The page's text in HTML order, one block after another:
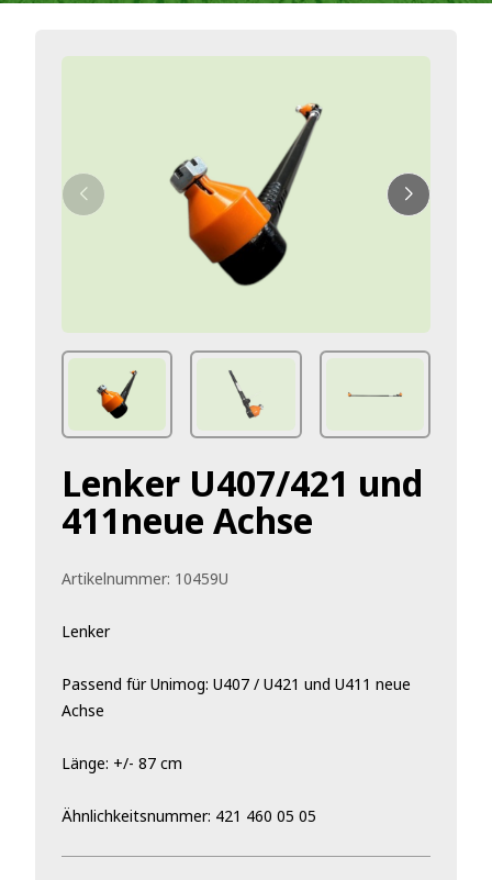
Lenker U407/421 und
411neue Achse
Artikelnummer: 10459U
Lenker
Passend für Unimog: U407 / U421 und U411 neue
Achse
Länge: +/- 87 cm
Ähnlichkeitsnummer: 421 460 05 05